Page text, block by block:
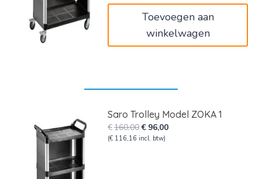
Toevoegen aan
winkelwagen
Saro Trolley Model ZOKA 1
€160,00Oorspronkelijke
prijs
€ 96,00Huidige
(€ 116,16 incl. btw)